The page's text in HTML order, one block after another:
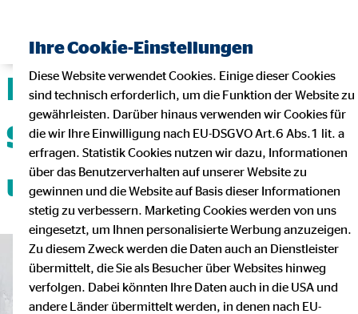
Deine Karriere mit
Sicherheit, Flexibilität
und Teamgeist!
Ihre Cookie-Einstellungen
Diese Website verwendet Cookies. Einige dieser Cookies
sind technisch erforderlich, um die Funktion der Website zu
gewährleisten. Darüber hinaus verwenden wir Cookies für
die wir Ihre Einwilligung nach EU-DSGVO Art.6 Abs.1 lit. a
erfragen. Statistik Cookies nutzen wir dazu, Informationen
über das Benutzerverhalten auf unserer Website zu
gewinnen und die Website auf Basis dieser Informationen
stetig zu verbessern. Marketing Cookies werden von uns
eingesetzt, um Ihnen personalisierte Werbung anzuzeigen.
Zu diesem Zweck werden die Daten auch an Dienstleister
übermittelt, die Sie als Besucher über Websites hinweg
verfolgen. Dabei könnten Ihre Daten auch in die USA und
andere Länder übermittelt werden, in denen nach EU-